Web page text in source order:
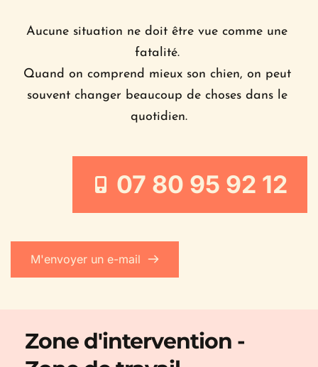
Aucune situation ne doit être vue comme une
fatalité.
Quand on comprend mieux son chien, on peut
souvent changer beaucoup de choses dans le
quotidien.
07 80 95 92 12
M'envoyer un e-mail
Zone d'intervention -